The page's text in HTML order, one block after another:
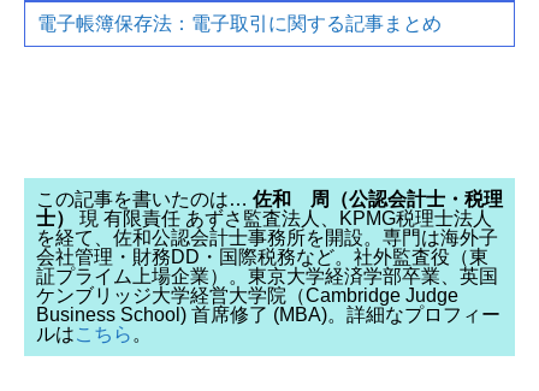
電子帳簿保存法：電子取引に関する記事まとめ
この記事を書いたのは… 佐和 周（公認会計士・税理
士）
現 有限責任 あずさ監査法人、KPMG税理士法人
を経て、佐和公認会計士事務所を開設。専門は海外子
会社管理・財務DD・国際税務など。社外監査役（東
証プライム上場企業）。東京大学経済学部卒業、英国
ケンブリッジ大学経営大学院（Cambridge Judge
Business School) 首席修了 (MBA)。詳細なプロフィー
ルはこちら 。